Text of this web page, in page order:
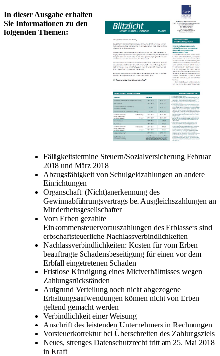
In dieser Ausgabe erhalten
Sie Informationen zu den
folgenden Themen:
Fälligkeitstermine Steuern/Sozialversicherung Februar
2018 und März 2018
Abzugsfähigkeit von Schulgeldzahlungen an andere
Einrichtungen
Organschaft: (Nicht)anerkennung des
Gewinnabführungsvertrags bei Ausgleichszahlungen an
Minderheitsgesellschafter
Vom Erben gezahlte
Einkommensteuervorauszahlungen des Erblassers sind
erbschaftsteuerliche Nachlassverbindlichkeiten
Nachlassverbindlichkeiten: Kosten für vom Erben
beauftragte Schadensbeseitigung für einen vor dem
Erbfall eingetretenen Schaden
Fristlose Kündigung eines Mietverhältnisses wegen
Zahlungsrückständen
Aufgrund Verteilung noch nicht abgezogene
Erhaltungsaufwendungen können nicht von Erben
geltend gemacht werden
Verbindlichkeit einer Weisung
Anschrift des leistenden Unternehmers in Rechnungen
Vorsteuerkorrektur bei Überschreiten des Zahlungsziels
Neues, strenges Datenschutzrecht tritt am 25. Mai 2018
in Kraft